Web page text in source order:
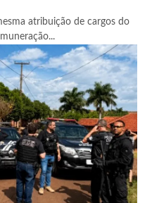
atribuição de cargos do